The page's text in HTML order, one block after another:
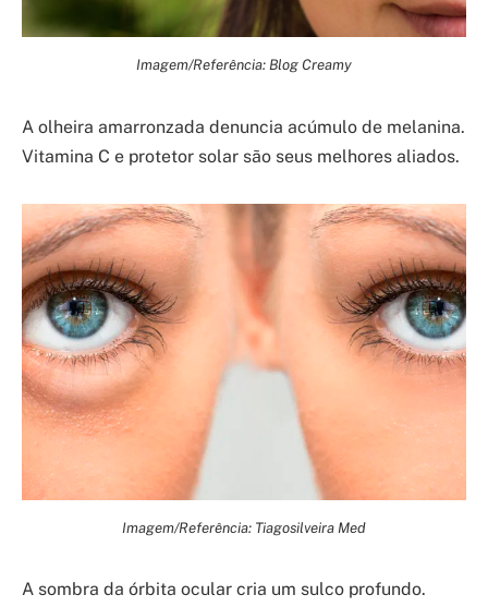
Imagem/Referência: Blog Creamy
A olheira amarronzada denuncia acúmulo de melanina.
Vitamina C e protetor solar são seus melhores aliados.
Imagem/Referência: Tiagosilveira Med
A sombra da órbita ocular cria um sulco profundo.